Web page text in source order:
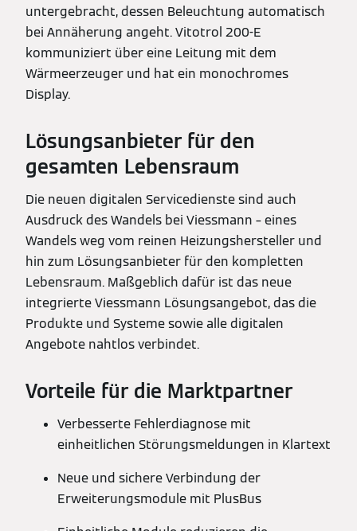
untergebracht, dessen Beleuchtung automatisch
bei Annäherung angeht. Vitotrol 200-E
kommuniziert über eine Leitung mit dem
Wärmeerzeuger und hat ein monochromes
Display.
Lösungsanbieter für den
gesamten Lebensraum
Die neuen digitalen Servicedienste sind auch
Ausdruck des Wandels bei Viessmann – eines
Wandels weg vom reinen Heizungshersteller und
hin zum Lösungsanbieter für den kompletten
Lebensraum. Maßgeblich dafür ist das neue
integrierte Viessmann Lösungsangebot, das die
Produkte und Systeme sowie alle digitalen
Angebote nahtlos verbindet.
Vorteile für die Marktpartner
Verbesserte Fehlerdiagnose mit
einheitlichen Störungsmeldungen in Klartext
Neue und sichere Verbindung der
Erweiterungsmodule mit PlusBus